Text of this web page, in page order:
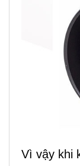
Vì vậy khi